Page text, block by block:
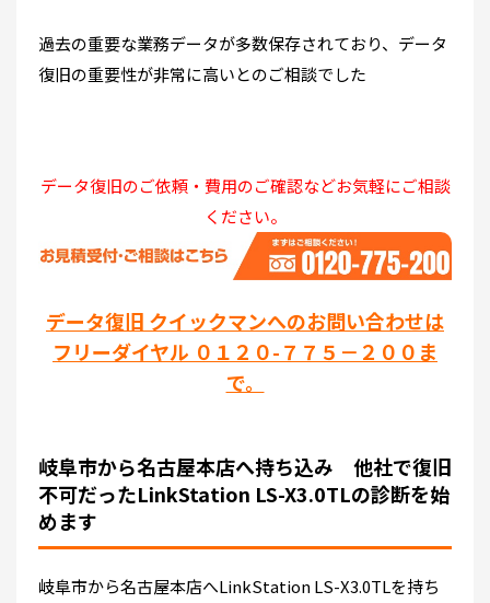
過去の重要な業務データが多数保存されており、 データ
復旧の重要性が非常に高いとのご相談でした
データ復旧のご依頼・費用のご確認などお気軽にご相談
ください。
データ復旧 クイックマンへのお問い合わせは
フリーダイヤル ０１２０-７７５－２００ま
で。
岐阜市から名古屋本店へ持ち込み 他社で復旧
不可だったLinkStation LS-X3.0TLの診断を始
めます
岐阜市から名古屋本店へLinkStation LS-X3.0TLを持ち